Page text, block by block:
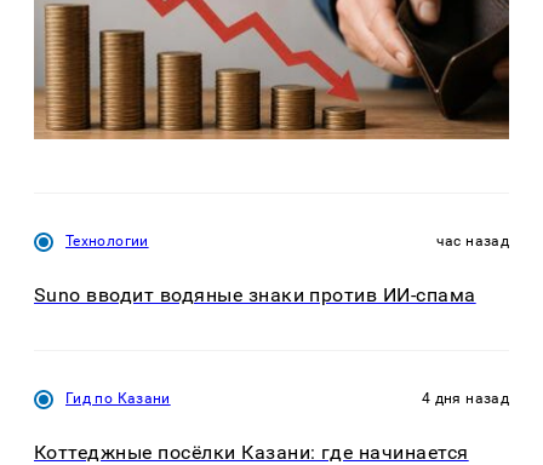
Технологии час назад
Suno вводит водяные знаки против ИИ-спама
Гид по Казани 4 дня назад
Коттеджные посёлки Казани: где начинается